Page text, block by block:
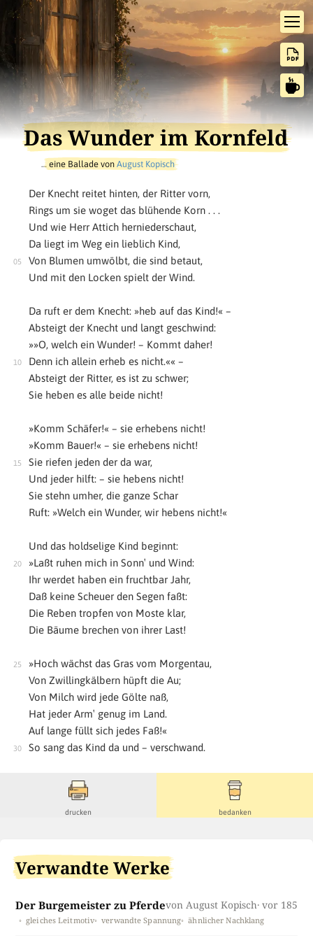
Das Wunder im Kornfeld
… eine Ballade vonAugust Kopisch
Der Knecht reitet hinten, der Ritter vorn,
Rings um sie woget das blühende Korn . . .
Und wie Herr Attich herniederschaut,
Da liegt im Weg ein lieblich Kind,
Von Blumen umwölbt, die sind betaut,
Und mit den Locken spielt der Wind.
Da ruft er dem Knecht: »heb auf das Kind!« –
Absteigt der Knecht und langt geschwind:
»»O, welch ein Wunder! – Kommt daher!
Denn ich allein erheb es nicht.«« –
Absteigt der Ritter, es ist zu schwer;
Sie heben es alle beide nicht!
»Komm Schäfer!« – sie erhebens nicht!
»Komm Bauer!« – sie erhebens nicht!
Sie riefen jeden der da war,
Und jeder hilft: – sie hebens nicht!
Sie stehn umher, die ganze Schar
Ruft: »Welch ein Wunder, wir hebens nicht!«
Und das holdselige Kind beginnt:
»Laßt ruhen mich in Sonn′ und Wind:
Ihr werdet haben ein fruchtbar Jahr,
Daß keine Scheuer den Segen faßt:
Die Reben tropfen von Moste klar,
Die Bäume brechen von ihrer Last!
»Hoch wächst das Gras vom Morgentau,
Von Zwillingkälbern hüpft die Au;
Von Milch wird jede Gölte naß,
Hat jeder Arm′ genug im Land.
Auf lange füllt sich jedes Faß!«
So sang das Kind da und – verschwand.
drucken bedanken
Verwandte Werke
Der Burgemeister zu Pferdevon August Kopisch· vor 1853 †
gleiches Leitmotiv verwandte Spannung ähnlicher Nachklang